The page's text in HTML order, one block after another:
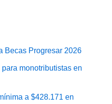
Becas Progresar 2026
monotributistas en
a $428.171 en